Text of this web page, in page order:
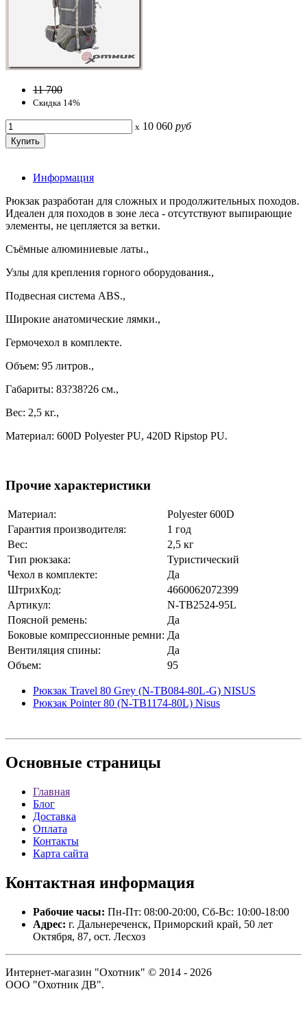
11 700
Скидка 14%
x 10 060 руб
Информация
Рюкзак разработан для сложных и продолжительных походов.
Идеален для походов в зоне леса - отсутствуют выпирающие
элементы, не цепляется за ветки.
Съёмные алюминиевые латы.,
Узлы для крепления горного оборудования.,
Подвесная система ABS.,
Широкие анатомические лямки.,
Гермочехол в комплекте.
Объем: 95 литров.,
Габариты: 83?38?26 см.,
Вес: 2,5 кг.,
Материал: 600D Polyester PU, 420D Ripstop PU.
Прочие характеристики
Материал:
Polyester 600D
Гарантия производителя:
1 год
Вес:
2,5 кг
Тип рюкзака:
Туристический
Чехол в комплекте:
Да
ШтрихКод:
4660062072399
Артикул:
N-TB2524-95L
Поясной ремень:
Да
Боковые компрессионные ремни: Да
Вентиляция спины:
Да
Объем:
95
Рюкзак Travel 80 Grey (N-TB084-80L-G) NISUS
Рюкзак Pointer 80 (N-TB1174-80L) Nisus
Основные страницы
Главная
Блог
Доставка
Оплата
Контакты
Карта сайта
Контактная информация
Рабочие часы: Пн-Пт: 08:00-20:00, Сб-Вс: 10:00-18:00
Адрес: г. Дальнереченск, Приморский край, 50 лет
Октября, 87, ост. Лесхоз
Интернет-магазин "Охотник" © 2014 - 2026
ООО "Охотник ДВ".